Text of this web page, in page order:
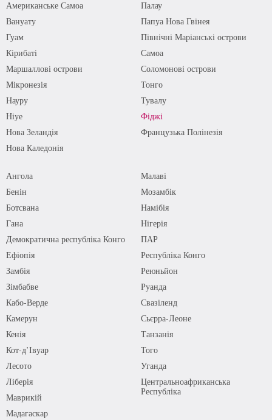
Американське Самоа
Вануату
Гуам
Кірибаті
Маршаллові острови
Мікронезія
Науру
Ніуе
Нова Зеландія
Нова Каледонія
Палау
Папуа Нова Гвінея
Північні Маріанські острови
Самоа
Соломонові острови
Тонго
Тувалу
Фіджі
Французька Полінезія
Ангола
Бенін
Ботсвана
Гана
Демократична республіка Конго
Ефіопія
Замбія
Зімбабве
Кабо-Верде
Камерун
Кенія
Кот-д’Івуар
Лесото
Ліберія
Маврикій
Мадагаскар
Малаві
Мозамбік
Намібія
Нігерія
ПАР
Республіка Конго
Реюньйон
Руанда
Свазіленд
Сьєрра-Леоне
Танзанія
Того
Уганда
Центральноафриканська
Республіка